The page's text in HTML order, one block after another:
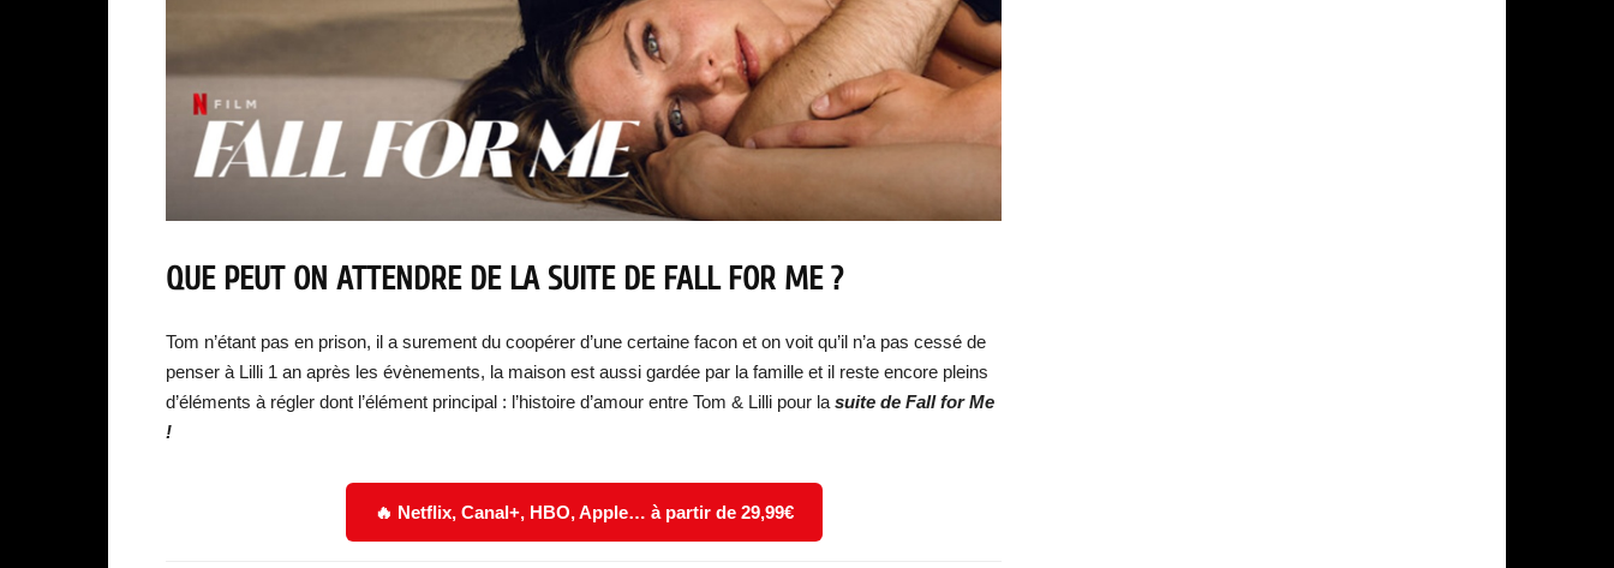
QUE PEUT ON ATTENDRE DE LA SUITE DE FALL FOR ME ?
Tom n’étant pas en prison, il a surement du coopérer d’une certaine facon et on voit qu’il n’a pas cessé de
penser à Lilli 1 an après les évènements, la maison est aussi gardée par la famille et il reste encore pleins
d’éléments à régler dont l’élément principal : l’histoire d’amour entre Tom & Lilli pour la suite de Fall for Me
!
🔥 Netflix, Canal+, HBO, Apple… à partir de 29,99€